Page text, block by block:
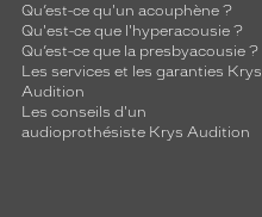
Qu’est-ce qu'un acouphène ?
Qu'est-ce que l'hyperacousie ?
Qu’est-ce que la presbyacousie ?
Les services et les garanties Krys
Audition
Les conseils d'un
audioprothésiste Krys Audition